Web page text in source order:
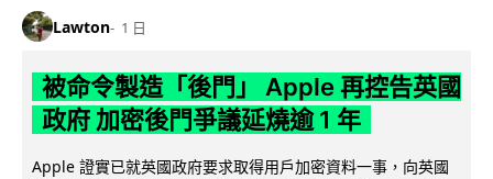
Lawton 1 日
被命令製造「後門」 Apple 再控告英國
政府 加密後門爭議延燒逾 1 年
Apple 證實已就英國政府要求取得用戶加密資料一事，向英國